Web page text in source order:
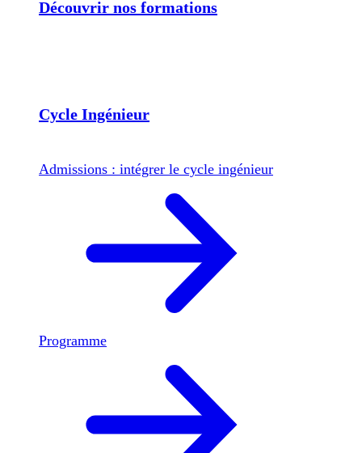
Découvrir nos formations
Cycle Ingénieur
Admissions : intégrer le cycle ingénieur
Programme